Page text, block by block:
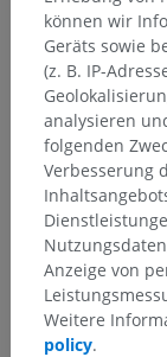
können wir
Geräts sowie
(z. B. IP-
analysieren
folgenden
Verbesserung
Anzeige von
Weitere
policy.